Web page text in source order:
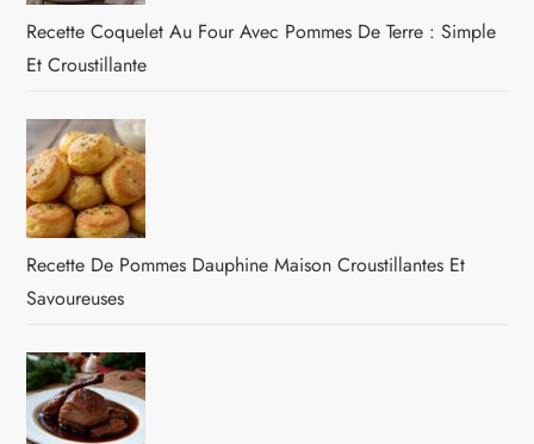
Recette Coquelet Au Four Avec Pommes De Terre : Simple
Et Croustillante
Recette De Pommes Dauphine Maison Croustillantes Et
Savoureuses